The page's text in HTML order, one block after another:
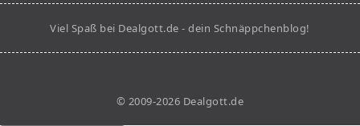
Viel Spaß bei Dealgott.de - dein Schnäppchenblog!
© 2009-2026 Dealgott.de